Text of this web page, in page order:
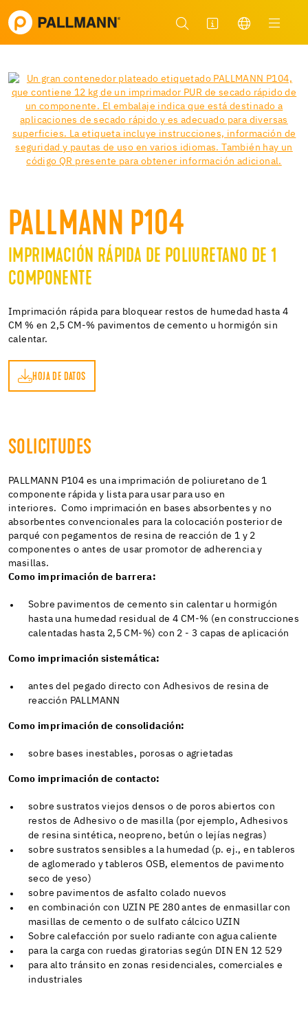
PALLMANN P104
IMPRIMACIÓN RÁPIDA DE POLIURETANO DE 1
COMPONENTE
Imprimación rápida para bloquear restos de humedad hasta 4
CM % en 2,5 CM-% pavimentos de cemento u hormigón sin
calentar.
HOJA DE DATOS
SOLICITUDES
PALLMANN P104 es una imprimación de poliuretano de 1
componente rápida y lista para usar para uso en
interiores. Como imprimación en bases absorbentes y no
absorbentes convencionales para la colocación posterior de
parqué con pegamentos de resina de reacción de 1 y 2
componentes o antes de usar promotor de adherencia y
masillas.
Como imprimación de barrera:
Sobre pavimentos de cemento sin calentar u hormigón
hasta una humedad residual de 4 CM-% (en construcciones
calentadas hasta 2,5 CM-%) con 2 - 3 capas de aplicación
Como imprimación sistemática:
antes del pegado directo con Adhesivos de resina de
reacción PALLMANN
Como imprimación de consolidación:
sobre bases inestables, porosas o agrietadas
Como imprimación de contacto:
sobre sustratos viejos densos o de poros abiertos con
restos de Adhesivo o de masilla (por ejemplo, Adhesivos
de resina sintética, neopreno, betún o lejías negras)
sobre sustratos sensibles a la humedad (p. ej., en tableros
de aglomerado y tableros OSB, elementos de pavimento
seco de yeso)
sobre pavimentos de asfalto colado nuevos
en combinación con UZIN PE 280 antes de enmasillar con
masillas de cemento o de sulfato cálcico UZIN
Sobre calefacción por suelo radiante con agua caliente
para la carga con ruedas giratorias según DIN EN 12 529
para alto tránsito en zonas residenciales, comerciales e
industriales